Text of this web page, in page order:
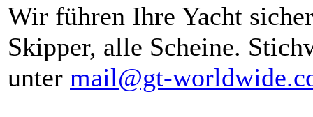
Wir führen Ihre Yacht
Skipper, alle Scheine.
unter mail@gt-